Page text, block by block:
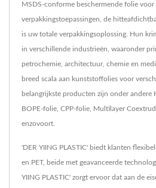
MSDS-conforme beschermende folie voor
verpakkingstoepassingen, de
is uw totale verpakkingsoplossing. Hun
in verschillende industrieën, waaronder
petrochemie, architectuur, chemie en
breed scala aan kunststoffolies voor
belangrijkste producten zijn onder andere
BOPE-folie, CPP-folie, Multilayer
enzovoort.
'DER YIING PLASTIC' biedt klanten
en PET, beide met geavanceerde
YIING PLASTIC' zorgt ervoor dat aan de